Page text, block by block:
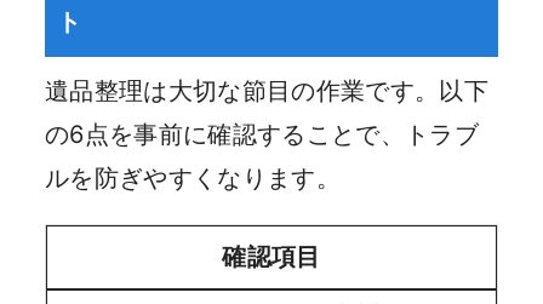
ト
遺品整理は大切な節目の作業です。以下
の6点を事前に確認することで、トラブ
ルを防ぎやすくなります。
確認項目